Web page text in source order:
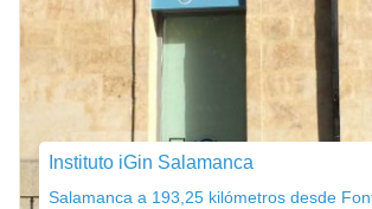
Instituto iGin Salamanca
Salamanca a 193,25 kilómetros desde